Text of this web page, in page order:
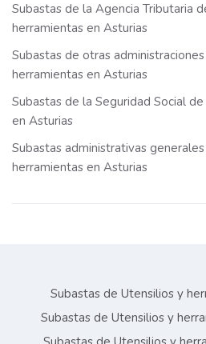
Subastas de la Agencia Tributaria
herramientas en Asturias
Subastas de otras
herramientas en Asturias
Subastas de la Seguridad Social
en Asturias
Subastas administrativas
herramientas en Asturias
Subastas de Utensilios y
Subastas de Utensilios y